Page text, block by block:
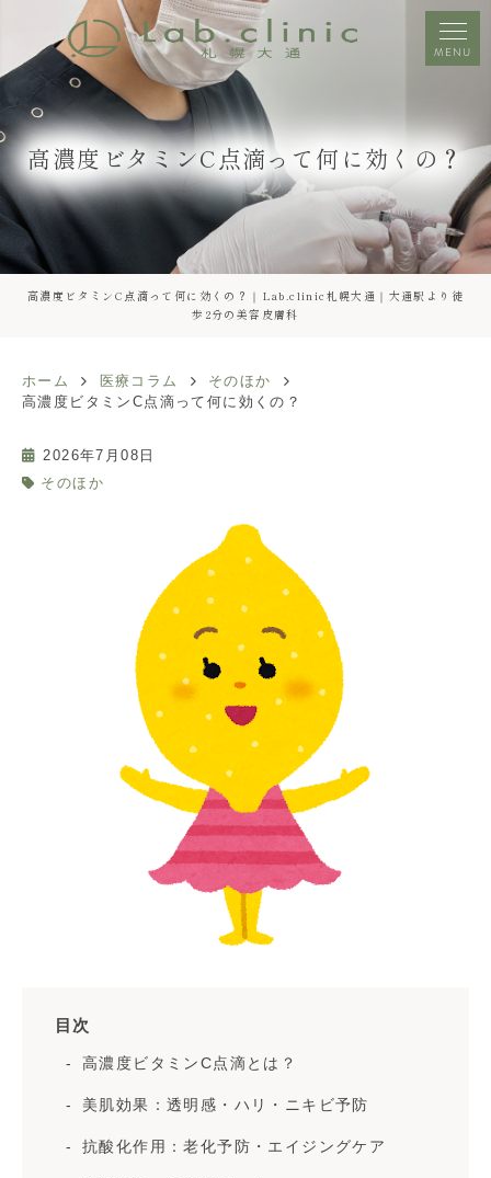
MENU
高濃度ビタミンC点滴って何に効くの？
高濃度ビタミンC点滴って何に効くの？｜Lab.clinic札幌大通｜大通駅より徒
歩2分の美容皮膚科
ホーム 医療コラム
そのほか
高濃度ビタミンC点滴って何に効くの？
2026年7月08日
そのほか
目次
高濃度ビタミンC点滴とは？
美肌効果：透明感・ハリ・ニキビ予防
抗酸化作用：老化予防・エイジングケア